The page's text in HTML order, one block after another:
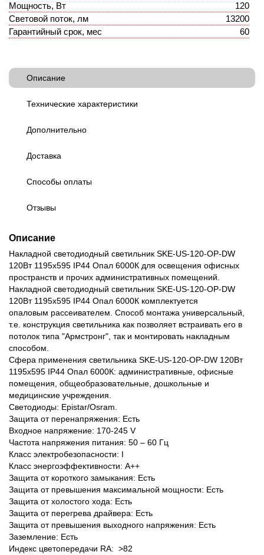
Мощность, Вт
120
Световой поток, лм
13200
Гарантийный срок, мес
60
Описание
Технические характеристики
Дополнительно
Доставка
Способы оплаты
Отзывы
Описание
Накладной светодиодный светильник SKE-US-120-OP-DW
120Вт 1195х595 IP44 Опал 6000К для освещения офисных
пространств и прочих административных помещений.
Накладной светодиодный светильник SKE-US-120-OP-DW
120Вт 1195х595 IP44 Опал 6000К комплектуется
опаловым рассеивателем. Способ монтажа универсальный,
т.е. конструкция светильника как позволяет встраивать его в
потолок типа "Армстронг", так и монтировать накладным
способом.
Сфера применения светильника SKE-US-120-OP-DW 120Вт
1195х595 IP44 Опал 6000К: административные, офисные
помещения, общеобразовательные, дошкольные и
медицинские учреждения.
Светодиоды: Epistar/Osram.
Защита от перенапряжения: Есть
Входное напряжение: 170-245 V
Частота напряжения питания: 50 – 60 Гц
Класс электробезопасности: I
Класс энергоэффективности: А++
Защита от короткого замыкания: Есть
Защита от превышения максимальной мощности: Есть
Защита от холостого хода: Есть
Защита от перегрева драйвера: Есть
Защита от превышения выходного напряжения: Есть
Заземление: Есть
Индекс цветопередачи RA: >82